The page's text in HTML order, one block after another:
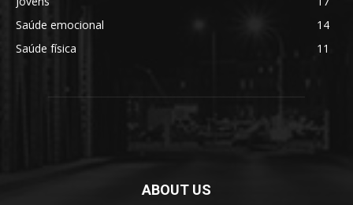
Saúde emocional
14
Saúde física
11
ABOUT US